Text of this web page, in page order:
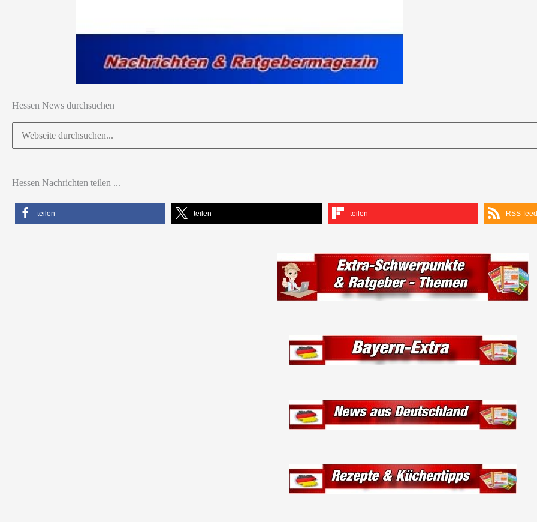
Hessen News durchsuchen
Suchen
nach:
Hessen Nachrichten teilen ...
teilen teilen teilen RSS-feed